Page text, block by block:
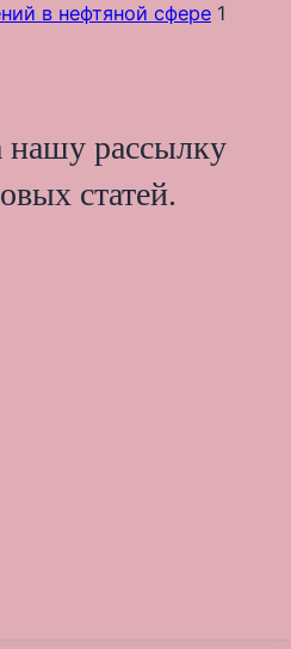
в нефтяной сфере 1
рассылку
статей.